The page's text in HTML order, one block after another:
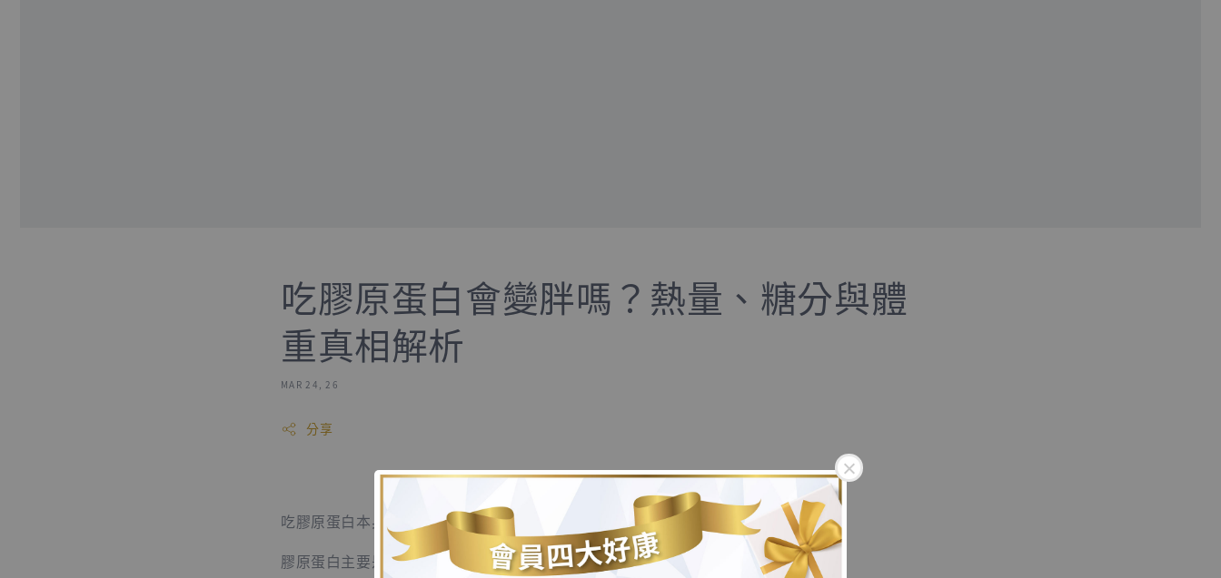
吃膠原蛋白會變胖嗎？熱量、糖分與體
重真相解析
MAR 24, 26
分享
吃膠原蛋白本身不會直接導致變胖喔！
膠原蛋白主要是蛋白質，熱量不高。